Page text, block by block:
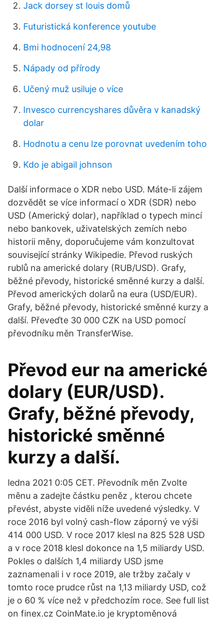
Jack dorsey st louis domů
Futuristická konference youtube
Bmi hodnocení 24,98
Nápady od přírody
Učený muž usiluje o více
Invesco currencyshares důvěra v kanadský
dolar
Hodnotu a cenu lze porovnat uvedením toho
Kdo je abigail johnson
Další informace o XDR nebo USD. Máte-li zájem
dozvědět se více informací o XDR (SDR) nebo
USD (Americký dolar), například o typech mincí
nebo bankovek, uživatelských zemích nebo
historii měny, doporučujeme vám konzultovat
související stránky Wikipedie. Převod ruských
rublů na americké dolary (RUB/USD). Grafy,
běžné převody, historické směnné kurzy a další.
Převod amerických dolarů na eura (USD/EUR).
Grafy, běžné převody, historické směnné kurzy a
další. Převeďte 30 000 CZK na USD pomocí
převodníku měn TransferWise.
Převod eur na americké
dolary (EUR/USD).
Grafy, běžné převody,
historické směnné
kurzy a další.
ledna 2021 0:05 CET. Převodník měn Zvolte
měnu a zadejte částku peněz , kterou chcete
převést, abyste viděli níže uvedené výsledky. V
roce 2016 byl volný cash-flow záporný ve výši
414 000 USD. V roce 2017 klesl na 825 528 USD
a v roce 2018 klesl dokonce na 1,5 miliardy USD.
Pokles o dalších 1,4 miliardy USD jsme
zaznamenali i v roce 2019, ale tržby začaly v
tomto roce prudce růst na 1,13 miliardy USD, což
je o 60 % více než v předchozím roce. See full list
on finex.cz CoinMate.io je kryptoměnová